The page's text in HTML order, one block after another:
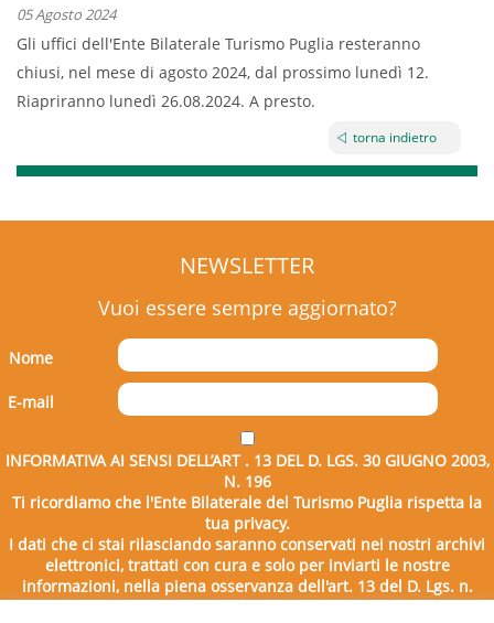
05 Agosto 2024
Gli uffici dell'Ente Bilaterale Turismo Puglia resteranno
chiusi, nel mese di agosto 2024, dal prossimo lunedì 12.
Riapriranno lunedì 26.08.2024. A presto.
torna indietro
NEWSLETTER
Vuoi essere sempre aggiornato?
Nome
E-mail
INFORMATIVA AI SENSI DELL’ART . 13 DEL D. LGS. 30 GIUGNO 2003,
N. 196
Ti ricordiamo che l'Ente Bilaterale del Turismo Puglia rispetta la
tua privacy.
I dati che ci stai rilasciando saranno conservati nei nostri archivi
elettronici, trattati con cura e solo per inviarti le nostre
informazioni, nella piena osservanza dell'art. 13 del D. Lgs. n.
196/2003.